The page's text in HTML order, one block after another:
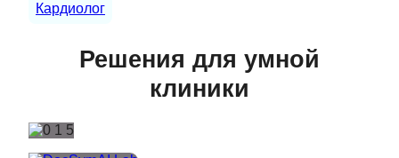
Кардиолог
Решения для умной
клиники